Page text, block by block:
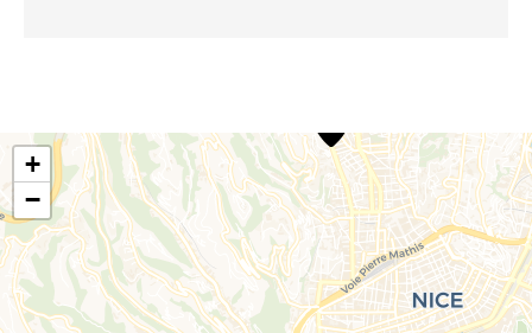
+
−